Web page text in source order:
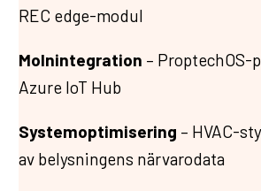
REC edge-modul
Molnintegration – ProptechOS-
Azure IoT Hub
Systemoptimisering – HVAC-
av belysningens närvarodata